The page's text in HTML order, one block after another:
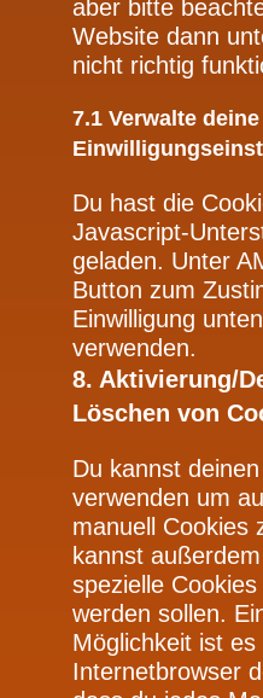
aber bitte
Website dann
nicht richtig
7.1 Verwalte deine
Du hast die
Javascript-
geladen. Unter
Button zum
Einwilligung
verwenden.
8. Aktivierung/
Löschen von
Du kannst
verwenden um
manuell Cookies
kannst
spezielle
werden sollen.
Möglichkeit ist es
Internetbrowser